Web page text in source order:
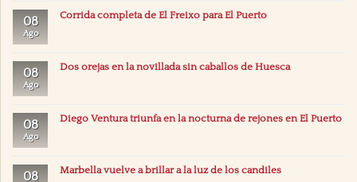
08
Ago
Corrida completa de El Freixo para El Puerto
08
Ago
Dos orejas en la novillada sin caballos de Huesca
08
Ago
Diego Ventura triunfa en la nocturna de rejones en El Puerto
08 Marbella vuelve a brillar a la luz de los candiles